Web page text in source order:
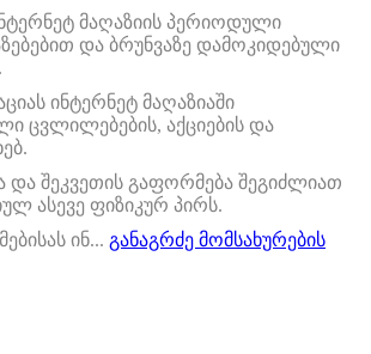
მაღაზიის პერიოდული
და ბრუნვაზე დამოკიდებული
ინტერნეტ მაღაზიაში
ცვლილებების, აქციების და
და შეკვეთის გაფორმება შეგიძლიათ
ასევე ფიზიკურ პირს.
ინ... განაგრძე მომსახურების